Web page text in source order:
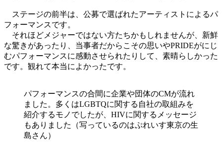
ステージの前半は、公募で選ばれたアーティストによるパ
フォーマンスです。
それほどメジャーではない方たちかもしれませんが、新鮮
な驚きがあったり、当事者だからこその思いやPRIDEがにじ
むパフォーマンスに感動させられたりして、素晴らしかった
です。観れて本当によかったです。
パフォーマンスの合間に企業や団体のCMが流れ
ました。多くはLGBTQに関する自社の取組みを
紹介するモノでしたが、HIVに関するメッセージ
もありました（写っているのはぷれいす東京の生
島さん）